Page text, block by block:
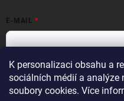
K personalizaci obsahu a
sociálních médií a analýze
soubory cookies. Více
E-MAIL
Souhlasím spodmínkami
Přihlásit se